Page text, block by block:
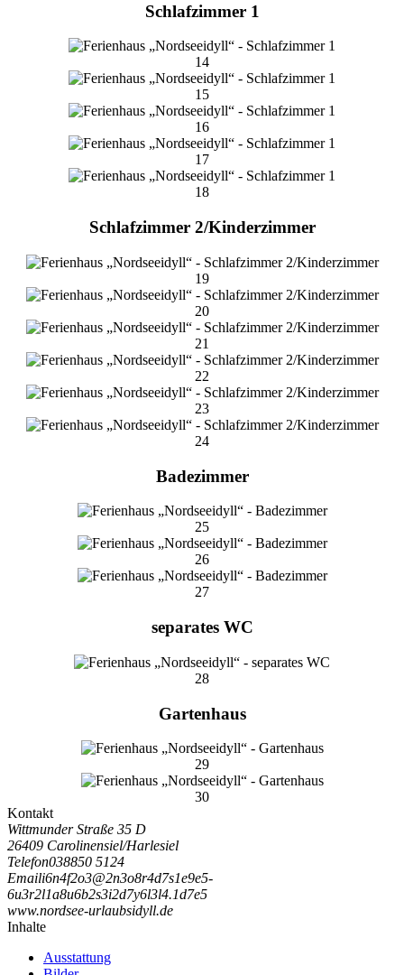
Schlafzimmer 1
14
15
16
17
18
Schlafzimmer 2/Kinderzimmer
19
20
21
22
23
24
Badezimmer
25
26
27
separates WC
28
Gartenhaus
29
30
Kontakt
Wittmunder Straße 35 D
26409 Carolinensiel/Harlesiel
Telefon038850 5124
Emaili6n4f2o3@2n3o8r4d7s1e9e5-
6u3r2l1a8u6b2s3i2d7y6l3l4.1d7e5
www.nordsee-urlaubsidyll.de
Inhalte
Ausstattung